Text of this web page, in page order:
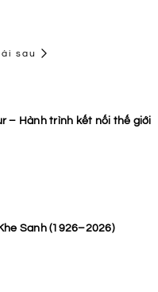
sau
– Hành trình kết nối thế giới
Sanh (1926–2026)